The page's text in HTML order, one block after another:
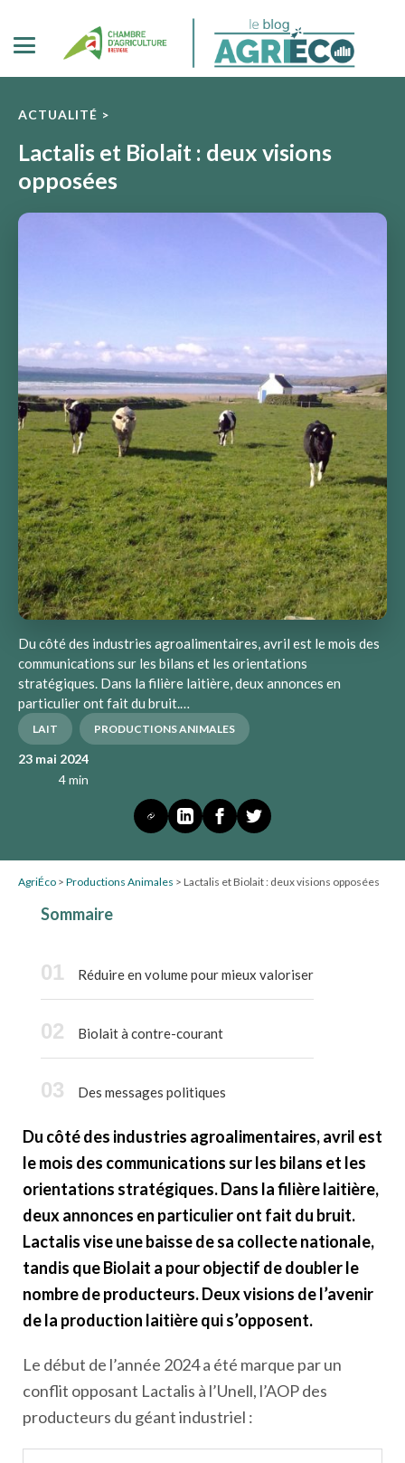
ACTUALITÉ >
Lactalis et Biolait : deux visions
opposées
Du côté des industries agroalimentaires, avril est le mois des
communications sur les bilans et les orientations
stratégiques. Dans la filière laitière, deux annonces en
particulier ont fait du bruit.…
LAIT PRODUCTIONS ANIMALES
23 mai 2024
4 min
AgriÉco > Productions Animales > Lactalis et Biolait : deux visions opposées
Sommaire
Réduire en volume pour mieux valoriser
Biolait à contre-courant
Des messages politiques
Du côté des industries agroalimentaires, avril est
le mois des communications sur les bilans et les
orientations stratégiques. Dans la filière laitière,
deux annonces en particulier ont fait du bruit.
Lactalis vise une baisse de sa collecte nationale,
tandis que Biolait a pour objectif de doubler le
nombre de producteurs. Deux visions de l’avenir
de la production laitière qui s’opposent.
Le début de l’année 2024 a été marque par un
conflit opposant Lactalis à l’Unell, l’AOP des
producteurs du géant industriel :